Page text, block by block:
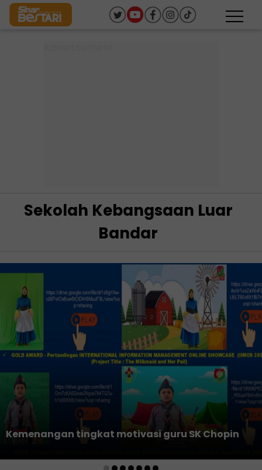
Sekolah Kebangsaan Luar
Bandar
Kemenangan tingkat motivasi guru SK Chopin